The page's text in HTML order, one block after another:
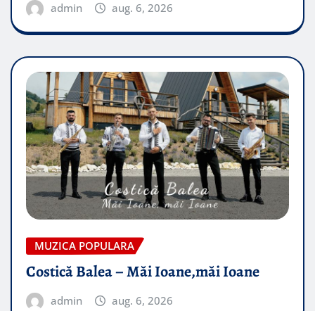
admin aug. 6, 2026
MUZICA POPULARA
Costică Balea – Măi Ioane,măi Ioane
admin aug. 6, 2026